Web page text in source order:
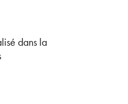
dans la